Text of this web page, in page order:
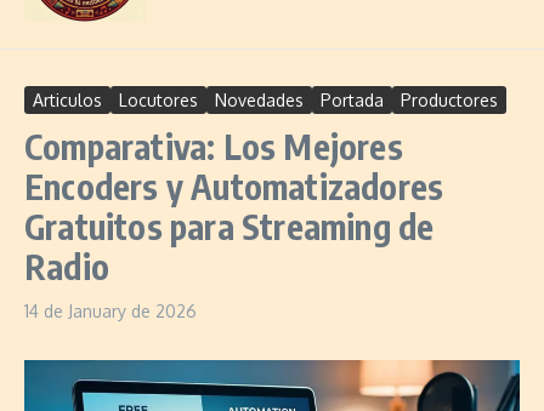
Articulos Locutores Novedades Portada Productores
Comparativa: Los Mejores
Encoders y Automatizadores
Gratuitos para Streaming de
Radio
14 de January de 2026